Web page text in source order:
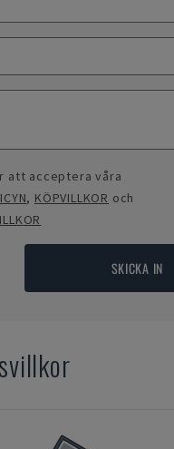
att acceptera våra
, KÖPVILLKOR och
SKICKA IN